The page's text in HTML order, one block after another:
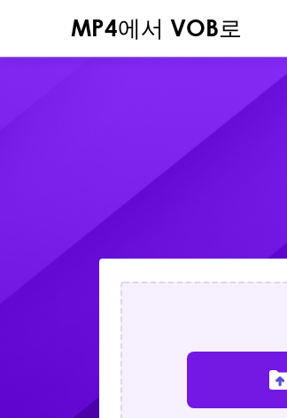
MP4에서 VOB로